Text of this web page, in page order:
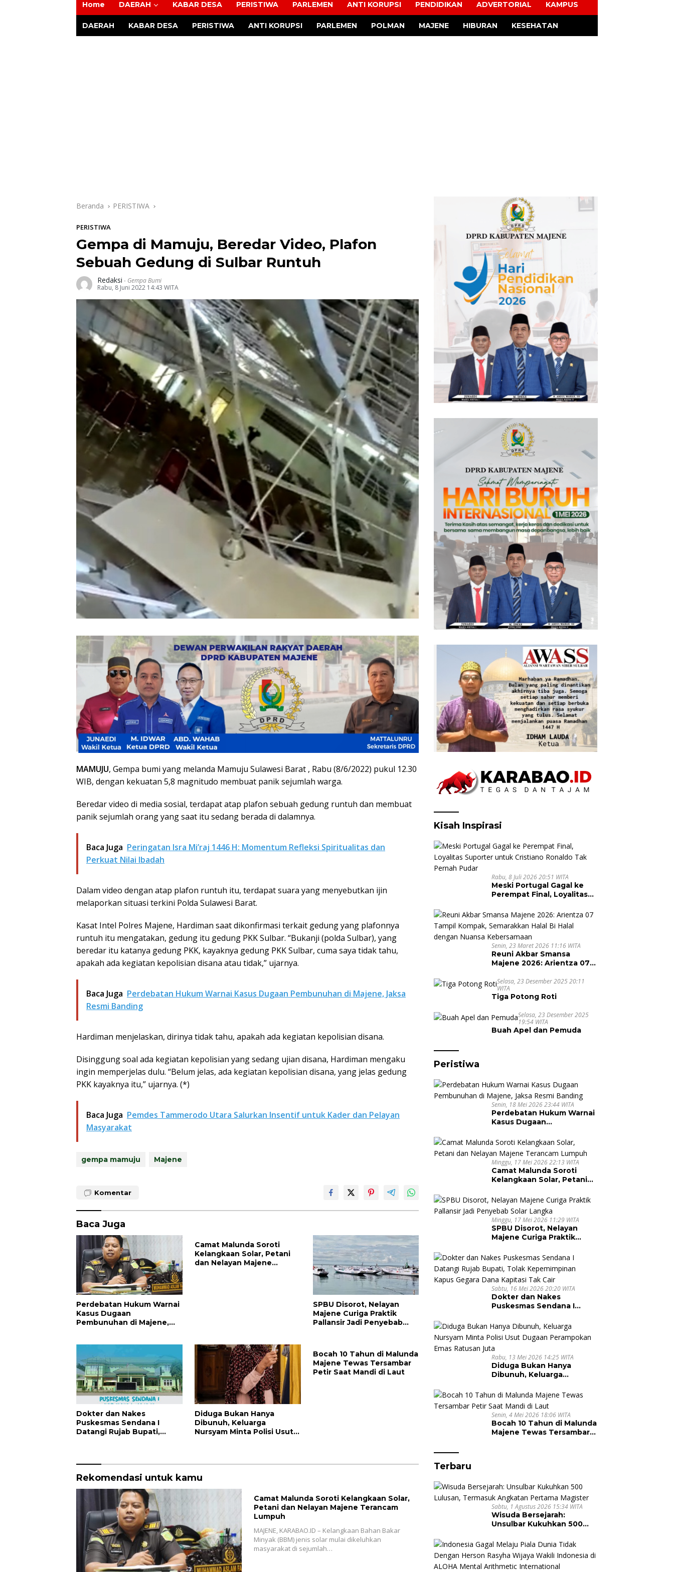
Home DAERAH KABAR DESA PERISTIWA PARLEMEN ANTI KORUPSI PENDIDIKAN ADVERTORIAL KAMPUS
DAERAH KABAR DESA PERISTIWA ANTI KORUPSI PARLEMEN POLMAN MAJENE HIBURAN KESEHATAN
Beranda PERISTIWA
PERISTIWA
Gempa di Mamuju, Beredar Video, Plafon
Sebuah Gedung di Sulbar Runtuh
Redaksi - Gempa Bumi
Rabu, 8 Juni 2022 14:43 WITA
MAMUJU, Gempa bumi yang melanda Mamuju Sulawesi Barat , Rabu (8/6/2022) pukul 12.30
WIB, dengan kekuatan 5,8 magnitudo membuat panik sejumlah warga.
Beredar video di media sosial, terdapat atap plafon sebuah gedung runtuh dan membuat
panik sejumlah orang yang saat itu sedang berada di dalamnya.
Baca Juga Peringatan Isra Mi’raj 1446 H: Momentum Refleksi Spiritualitas dan
Perkuat Nilai Ibadah
Dalam video dengan atap plafon runtuh itu, terdapat suara yang menyebutkan ijin
melaporkan situasi terkini Polda Sulawesi Barat.
Kasat Intel Polres Majene, Hardiman saat dikonfirmasi terkait gedung yang plafonnya
runtuh itu mengatakan, gedung itu gedung PKK Sulbar. “Bukanji (polda Sulbar), yang
beredar itu katanya gedung PKK, kayaknya gedung PKK Sulbar, cuma saya tidak tahu,
apakah ada kegiatan kepolisian disana atau tidak,” ujarnya.
Baca Juga Perdebatan Hukum Warnai Kasus Dugaan Pembunuhan di Majene, Jaksa
Resmi Banding
Hardiman menjelaskan, dirinya tidak tahu, apakah ada kegiatan kepolisian disana.
Disinggung soal ada kegiatan kepolisian yang sedang ujian disana, Hardiman mengaku
ingin memperjelas dulu. “Belum jelas, ada kegiatan kepolisian disana, yang jelas gedung
PKK kayaknya itu,” ujarnya. (*)
Baca Juga Pemdes Tammerodo Utara Salurkan Insentif untuk Kader dan Pelayan
Masyarakat
gempa mamuju Majene
Komentar
Baca Juga
Perdebatan Hukum Warnai
Kasus Dugaan
Pembunuhan di Majene,
Camat Malunda Soroti
Kelangkaan Solar, Petani
dan Nelayan Majene
SPBU Disorot, Nelayan
Majene Curiga Praktik
Pallansir Jadi Penyebab
Dokter dan Nakes
Puskesmas Sendana I
Datangi Rujab Bupati,
Diduga Bukan Hanya
Dibunuh, Keluarga
Nursyam Minta Polisi Usut
Bocah 10 Tahun di Malunda
Majene Tewas Tersambar
Petir Saat Mandi di Laut
Rekomendasi untuk kamu
Camat Malunda Soroti Kelangkaan Solar,
Petani dan Nelayan Majene Terancam
Lumpuh
MAJENE, KARABAO.ID – Kelangkaan Bahan Bakar
Minyak (BBM) jenis solar mulai dikeluhkan
masyarakat di sejumlah…
Kisah Inspirasi
Rabu, 8 Juli 2026 20:51 WITA
Meski Portugal Gagal ke
Perempat Final, Loyalitas
Ronaldo Tak Pernah Pudar
Senin, 23 Maret 2026 11:16 WITA
Reuni Akbar Smansa
Majene 2026: Arientza 07
Semarakkan Halal Bi Halal
dengan Nuansa
Kebersamaan
Selasa, 23 Desember 2025 20:11
WITA
Tiga Potong Roti
Selasa, 23 Desember 2025
19:54 WITA
Buah Apel dan Pemuda
Peristiwa
Senin, 18 Mei 2026 23:44 WITA
Perdebatan Hukum Warnai
Kasus Dugaan
Jaksa Resmi Banding
Minggu, 17 Mei 2026 22:13 WITA
Camat Malunda Soroti
Kelangkaan Solar, Petani
Terancam Lumpuh
Minggu, 17 Mei 2026 11:29 WITA
SPBU Disorot, Nelayan
Majene Curiga Praktik
Solar Langka
Sabtu, 16 Mei 2026 20:20 WITA
Dokter dan Nakes
Puskesmas Sendana I
Tolak Kepemimpinan
Kapus Gegara Dana
Kapitasi Tak Cair
Rabu, 13 Mei 2026 14:25 WITA
Diduga Bukan Hanya
Dibunuh, Keluarga
Dugaan Perampokan Emas
Ratusan Juta
Senin, 4 Mei 2026 18:06 WITA
Bocah 10 Tahun di Malunda
Majene Tewas Tersambar
Terbaru
Sabtu, 1 Agustus 2026 15:34 WITA
Wisuda Bersejarah:
Unsulbar Kukuhkan 500
Angkatan Pertama
Magister